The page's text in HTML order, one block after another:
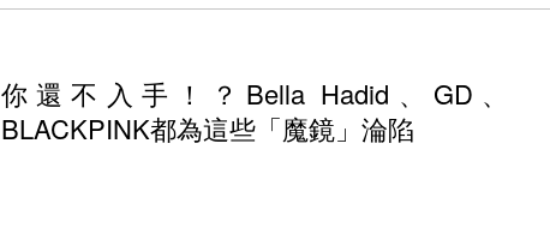
你還不入手！？Bella Hadid、GD、
BLACKPINK都為這些「魔鏡」淪陷